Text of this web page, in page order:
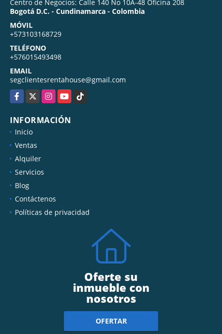
UBICACIÓN
Centro de Negocios: Calle 140 No 10A-48 Oficina 208
Bogotá D.C. - Cundinamarca - Colombia
MÓVIL
+573103168729
TELÉFONO
+576015493498
EMAIL
segclientesrentahouse@gmail.com
INFORMACIÓN
Inicio
Ventas
Alquiler
Servicios
Blog
Contáctenos
Oferte su
inmueble con
nosotros